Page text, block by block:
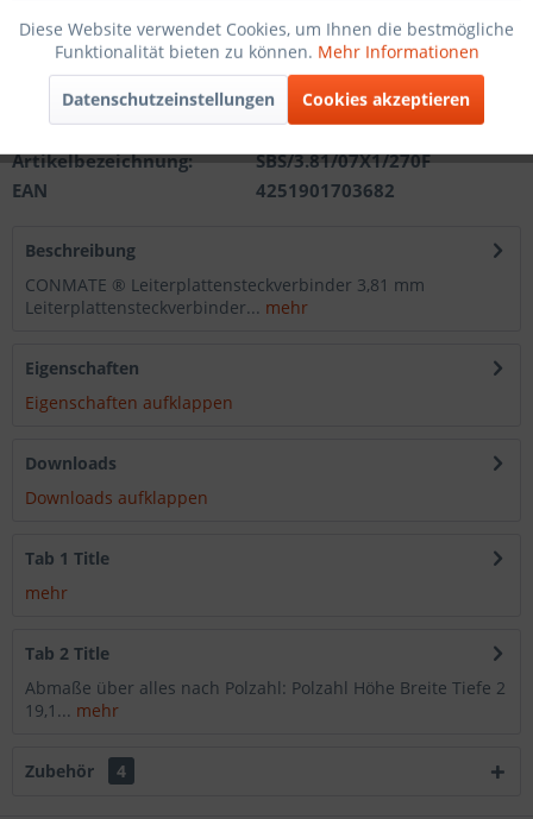
In den Warenkorb
Merken
Artikel-Nr.:
201121313107
Artikelbezeichnung:
SBS/3.81/07X1/270F
EAN
4251901703682
Beschreibung
CONMATE ® Leiterplattensteckverbinder 3,81 mm
Leiterplattensteckverbinder... mehr
Eigenschaften
Eigenschaften aufklappen
Downloads
Downloads aufklappen
Tab 1 Title
mehr
Tab 2 Title
Abmaße über alles nach Polzahl: Polzahl Höhe Breite Tiefe 2
19,1... mehr
Zubehör 4
Diese Website verwendet Cookies, um Ihnen die bestmögliche
Funktionalität bieten zu können. Mehr Informationen
Datenschutzeinstellungen Cookies akzeptieren